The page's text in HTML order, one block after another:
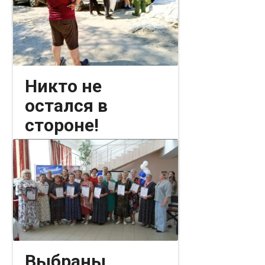
головы.
Никто не
остался в
стороне!
Общество
07 августа 2026
Волонтеры, жители деревни
Кыштырла, представители
предприятий Богандинского ТУ
объединились в одном большом
деле.